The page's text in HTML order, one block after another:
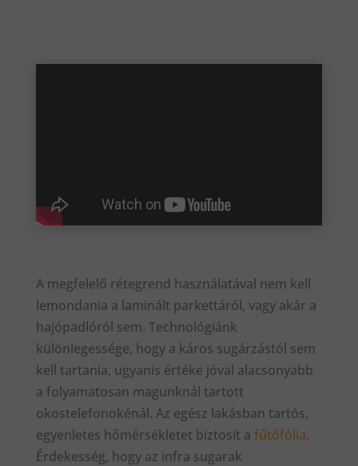
A megfelelő rétegrend használatával nem kell
lemondania a laminált parkettáról, vagy akár a
hajópadlóról sem. Technológiánk
különlegessége, hogy a káros sugárzástól sem
kell tartania, ugyanis értéke jóval alacsonyabb
a folyamatosan magunknál tartott
okostelefonokénál. Az egész lakásban tartós,
egyenletes hőmérsékletet biztosít a fűtőfólia.
Érdekesség, hogy az infra sugarak